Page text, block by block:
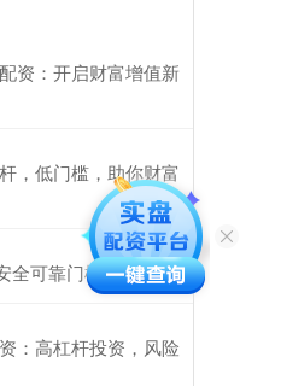
资：开启财富增值新
，低门槛，助你财富
全可靠门槛低
：高杠杆投资，风险